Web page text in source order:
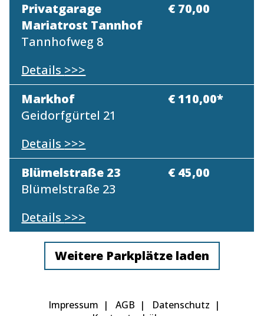
Privatgarage
Mariatrost Tannhof
Tannhofweg 8
Details >>>
€ 70,00
Markhof
Geidorfgürtel 21
Details >>>
€ 110,00*
Blümelstraße 23
Blümelstraße 23
Details >>>
€ 45,00
Weitere Parkplätze laden
Impressum AGB
Datenschutz